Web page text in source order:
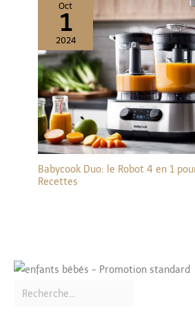
Oct
1
2024
Babycook Duo: le Robot 4 en 1
Recettes